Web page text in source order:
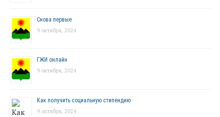
Снова первые
9 октября, 2024
ГЖИ онлайн
9 октября, 2024
Как получить социальную стипендию
9 октября, 2024